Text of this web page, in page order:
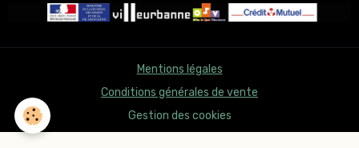
Mentions légales
Conditions générales de vente
Gestion des cookies